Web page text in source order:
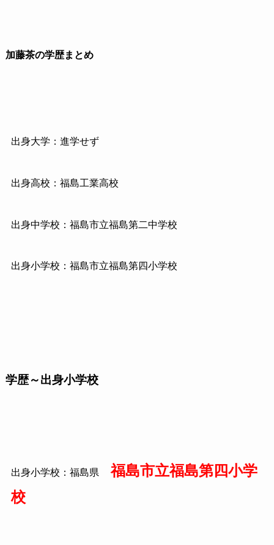
加藤茶の学歴まとめ
出身大学：進学せず
出身高校：福島工業高校
出身中学校：福島市立福島第二中学校
出身小学校：福島市立福島第四小学校
学歴～出身小学校
出身小学校：福島県
福島市立福島第四小学
校